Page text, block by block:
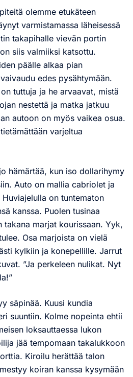
olemme etukäteen
varmistamassa läheisessä
takapihalle vievän portin
siis valmiiksi katsottu.
päälle alkaa pian
edes pysähtymään.
tuttuja ja he arvaavat, mistä
nestettä ja matka jatkuu
autoon on myös vaikea osua.
varjeltua
hämärtää, kun iso dollarihymy
Auto on mallia cabriolet ja
on tuntematon
kanssa. Puolen tusinaa
takana marjat kourissaan. Yyk,
Osa marjoista on vielä
kylkiin ja konepellille. Jarrut
”Ja perkeleen nulikat. Nyt
säpinää. Kuusi kundia
suuntiin. Kolme nopeinta ehtii
loksauttaessa lukon
jää tempomaan takalukkoon
Kiroilu herättää talon
koiran kanssa kysymään